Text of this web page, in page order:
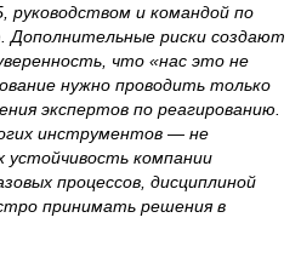
руководством и командой по
Дополнительные риски создают
что «нас это не
нужно проводить только
экспертов по реагированию.
инструментов — не
устойчивость компании
процессов, дисциплиной
принимать решения в